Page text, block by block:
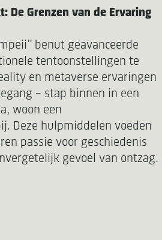
De Grenzen van de Ervaring
benut geavanceerde
tentoonstellingen te
en metaverse ervaringen
– stap binnen in een
woon een
Deze hulpmiddelen voeden
passie voor geschiedenis
gevoel van ontzag.